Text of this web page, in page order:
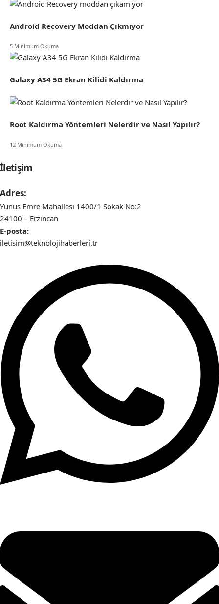
Android Recovery Moddan Çıkmıyor
5 Minimum Okuma
Galaxy A34 5G Ekran Kilidi Kaldırma
Root Kaldırma Yöntemleri Nelerdir ve Nasıl Yapılır?
12 Minimum Okuma
İletişim
Adres:
Yunus Emre Mahallesi 1400/1 Sokak No:2
24100 – Erzincan
E-posta:
iletisim@teknolojihaberleri.tr